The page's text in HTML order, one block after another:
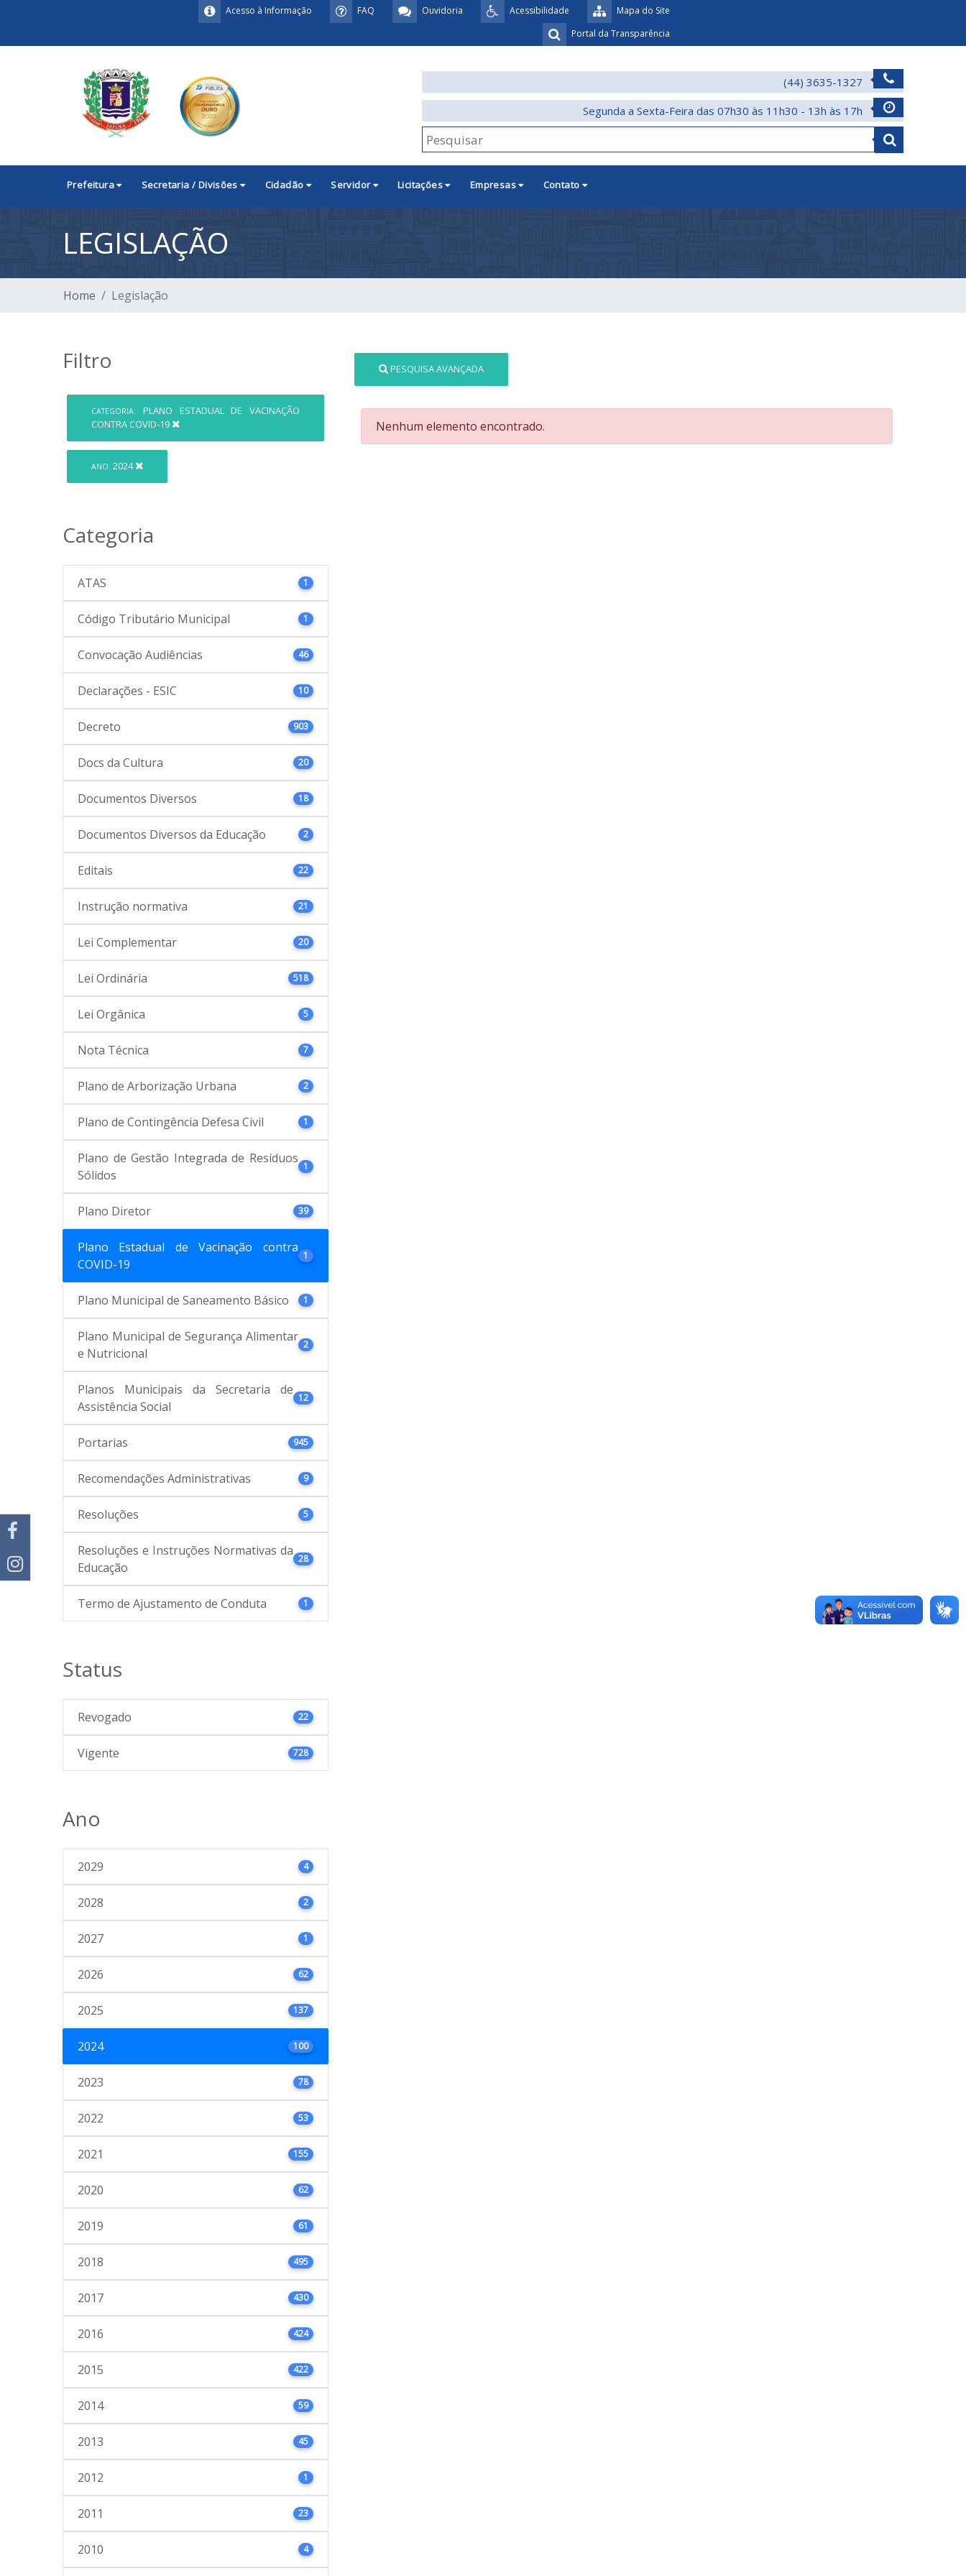
Mapa do Site
Acessibilidade
Ouvidoria
FAQ
Acesso à Informação
Portal da Transparência
(44) 3635-1327
Segunda a Sexta-Feira das 07h30 às 11h30 - 13h às 17h
Prefeitura Secretaria / Divisões Cidadão Servidor Licitações Empresas Contato
LEGISLAÇÃO
Home Legislação
Filtro
CATEGORIA:
PLANO ESTADUAL DE VACINAÇÃO
CONTRA COVID-19
ANO: 2024
Categoria
ATAS 1
Código Tributário Municipal 1
Convocação Audiências 46
Declarações - ESIC 10
Decreto 903
Docs da Cultura 20
Documentos Diversos 18
Documentos Diversos da Educação 2
Editais 22
Instrução normativa 21
Lei Complementar 20
Lei Ordinária 518
Lei Orgânica 5
Nota Técnica 7
Plano de Arborização Urbana 2
Plano de Contingência Defesa Civil 1
Plano de Gestão Integrada de Resíduos
Sólidos
1
Plano Diretor 39
Plano Estadual de Vacinação contra
COVID-19
1
Plano Municipal de Saneamento Básico 1
Plano Municipal de Segurança Alimentar
e Nutricional
2
Planos Municipais da Secretaria de
Assistência Social
12
Portarias 945
Recomendações Administrativas 9
Resoluções 5
Resoluções e Instruções Normativas da
Educação
28
Termo de Ajustamento de Conduta 1
Status
Revogado 22
Vigente 728
Ano
2029 4
2028 2
2027 1
2026 62
2025 137
2024 100
2023 78
2022 53
2021 155
2020 62
2019 61
2018 495
2017 430
2016 424
2015 422
2014 59
2013 45
2012 1
2011 23
2010 4
PESQUISA AVANÇADA
Nenhum elemento encontrado.